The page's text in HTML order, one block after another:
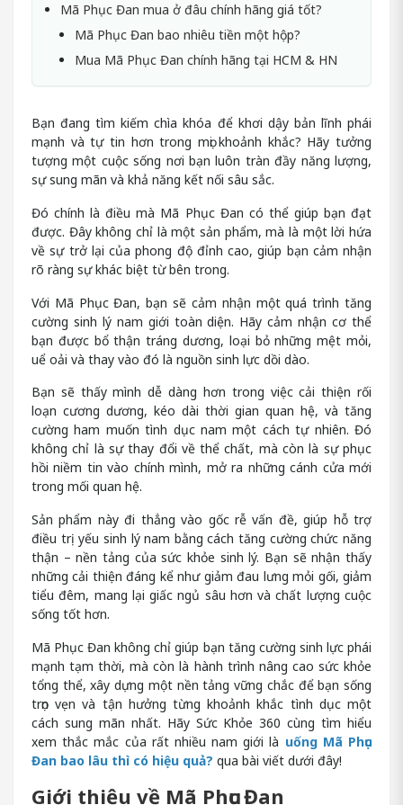
Mã Phục Đan mua ở đâu chính hãng giá tốt?
Mã Phục Đan bao nhiêu tiền một hộp?
Mua Mã Phục Đan chính hãng tại HCM & HN
Bạn đang tìm kiếm chìa khóa để khơi dậy bản lĩnh phái
mạnh và tự tin hơn trong mọi khoảnh khắc? Hãy tưởng
tượng một cuộc sống nơi bạn luôn tràn đầy năng lượng,
sự sung mãn và khả năng kết nối sâu sắc.
Đó chính là điều mà Mã Phục Đan có thể giúp bạn đạt
được. Đây không chỉ là một sản phẩm, mà là một lời hứa
về sự trở lại của phong độ đỉnh cao, giúp bạn cảm nhận
rõ ràng sự khác biệt từ bên trong.
Với Mã Phục Đan, bạn sẽ cảm nhận một quá trình tăng
cường sinh lý nam giới toàn diện. Hãy cảm nhận cơ thể
bạn được bổ thận tráng dương, loại bỏ những mệt mỏi,
uể oải và thay vào đó là nguồn sinh lực dồi dào.
Bạn sẽ thấy mình dễ dàng hơn trong việc cải thiện rối
loạn cương dương, kéo dài thời gian quan hệ, và tăng
cường ham muốn tình dục nam một cách tự nhiên. Đó
không chỉ là sự thay đổi về thể chất, mà còn là sự phục
hồi niềm tin vào chính mình, mở ra những cánh cửa mới
trong mối quan hệ.
Sản phẩm này đi thẳng vào gốc rễ vấn đề, giúp hỗ trợ
điều trị yếu sinh lý nam bằng cách tăng cường chức năng
thận – nền tảng của sức khỏe sinh lý. Bạn sẽ nhận thấy
những cải thiện đáng kể như giảm đau lưng mỏi gối, giảm
tiểu đêm, mang lại giấc ngủ sâu hơn và chất lượng cuộc
sống tốt hơn.
Mã Phục Đan không chỉ giúp bạn tăng cường sinh lực phái
mạnh tạm thời, mà còn là hành trình nâng cao sức khỏe
tổng thể, xây dựng một nền tảng vững chắc để bạn sống
trọn vẹn và tận hưởng từng khoảnh khắc tình dục một
cách sung mãn nhất. Hãy Sức Khỏe 360 cùng tìm hiểu
xem thắc mắc của rất nhiều nam giới là uống Mã Phục
Đan bao lâu thì có hiệu quả? qua bài viết dưới đây!
Giới thiệu về Mã Phục Đan